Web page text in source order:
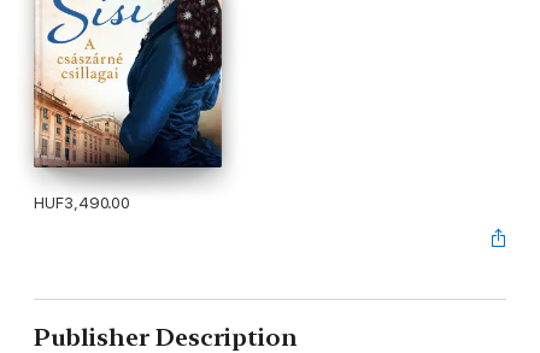
HUF3,490.00
Publisher Description